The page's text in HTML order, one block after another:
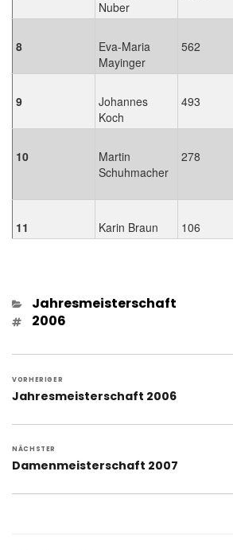
Nuber
8
Eva-Maria
Mayinger
562
9
Johannes
Koch
493
10
Martin
Schuhmacher
278
11 Karin Braun 106
Kategorien
Jahresmeisterschaft
Schlagwörter
2006
VORHERIGER
Vorheriger
Jahresmeisterschaft 2006
NÄCHSTER
Nächster
Damenmeisterschaft 2007